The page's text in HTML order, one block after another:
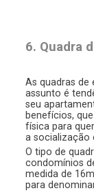
6. Quadra
As quadras de
assunto é
seu
benefícios,
física para
a socialização
O tipo de
condomínios
medida de
para